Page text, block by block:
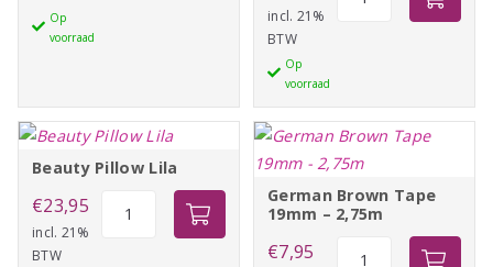
Op
voorraad
incl. 21%
BTW
Op
voorraad
aantal
Beauty Pillow Lila
€23,95
incl. 21%
BTW
German Brown Tape
19mm – 2,75m
€7,95